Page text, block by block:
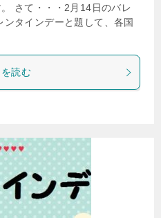
さて・・・2月14日のバレ
タインデーと題して、各国
読む